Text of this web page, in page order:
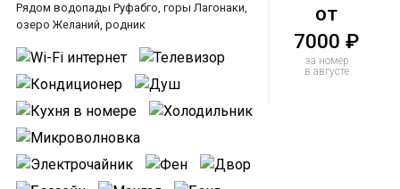
Рядом водопады Руфабго, горы Лагонаки,
озеро Желаний, родник
от
7000 ₽
за номер
в августе